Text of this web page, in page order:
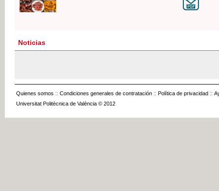
Noticias
Quienes somos :: Condiciones generales de contratación :: Política de privacidad ::
Universitat Politècnica de València © 2012